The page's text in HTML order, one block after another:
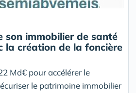
son immobilier de santé
la création de la foncière
Md€ pour accélérer le
le patrimoine immobilier